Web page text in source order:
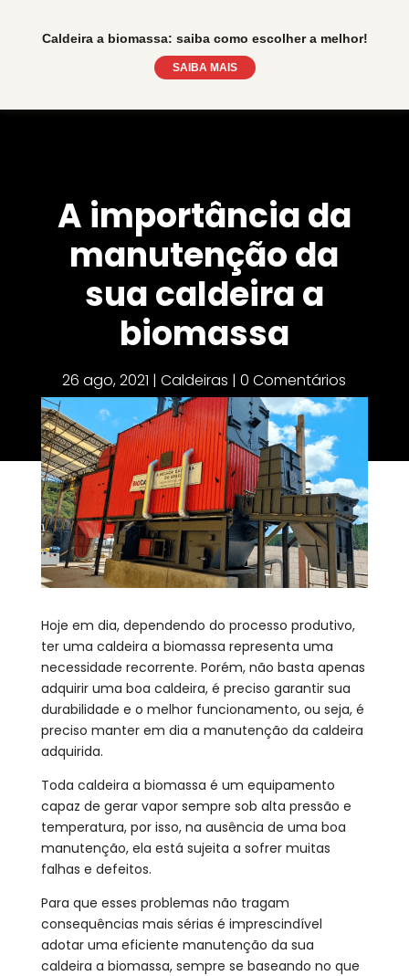
Caldeira a biomassa: saiba como escolher a melhor!
SAIBA MAIS
A importância da
manutenção da
sua caldeira a
biomassa
26 ago, 2021 |Caldeiras |0 Comentários
Hoje em dia, dependendo do processo produtivo,
ter uma caldeira a biomassa representa uma
necessidade recorrente. Porém, não basta apenas
adquirir uma boa caldeira, é preciso garantir sua
durabilidade e o melhor funcionamento, ou seja, é
preciso manter em dia a manutenção da caldeira
adquirida.
Toda caldeira a biomassa é um equipamento
capaz de gerar vapor sempre sob alta pressão e
temperatura, por isso, na ausência de uma boa
manutenção, ela está sujeita a sofrer muitas
falhas e defeitos.
Para que esses problemas não tragam
consequências mais sérias é imprescindível
adotar uma eficiente manutenção da sua
caldeira a biomassa, sempre se baseando no que